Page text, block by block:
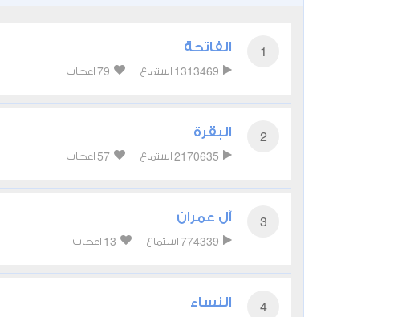
1 الفاتحة
1313469 استماع 79 اعجاب
2 البقرة
2170635 استماع 57 اعجاب
3 آل عمران
774339 استماع 13 اعجاب
4 النساء